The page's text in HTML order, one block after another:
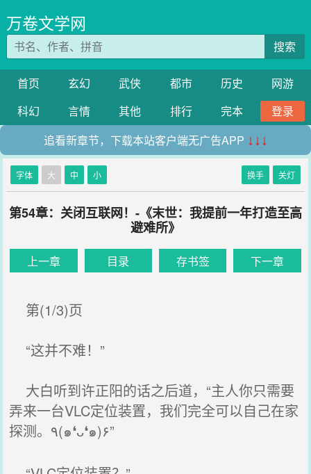
万卷文学网
搜索
首页 玄幻 武侠 都市 历史
网游
科幻
言情 其他 排行 完本
登录
追看新章节，下载本站客户端无广告APP ↓↓↓
字体 大 中 小 换手 关灯
第54章：关闭互联网！-《末世：我提前一年打造至高
避难所》
上一章 目录 存书签 下一章
第(1/3)页
“这并不难！”
大白听到许正阳的话之后道，“主人你只需要
弄来一台VLC定位装置，我们完全可以自己在家
探测。٩(๑❛ᴗ❛๑)۶”